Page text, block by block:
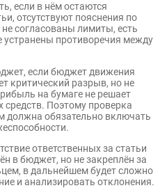
если в нём остаются
отсутствуют пояснения по
согласованы лимиты, есть
устранены противоречия между
если бюджет движения
критический разрыв, но не
на бумаге не решает
Поэтому проверка
должна обязательно включать
ответственных за статьи
в бюджет, но не закреплён за
в дальнейшем будет сложно
и анализировать отклонения.